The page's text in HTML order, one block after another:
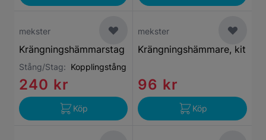
mekster
Krängningshämmarstag
Stång/Stag: Kopplingstång
240 kr
Köp
mekster
Krängningshämmare, kit
96 kr
Köp